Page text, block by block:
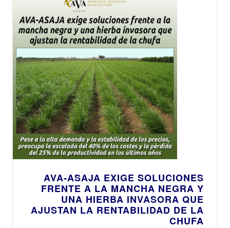
AVA-ASAJA EXIGE SOLUCIONES
FRENTE A LA MANCHA NEGRA Y
UNA HIERBA INVASORA QUE
AJUSTAN LA RENTABILIDAD DE LA
CHUFA